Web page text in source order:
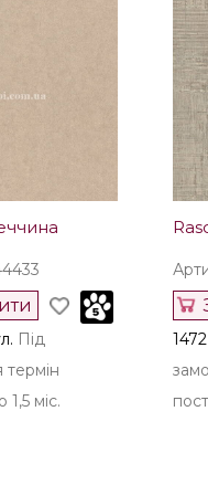
Під
термін
1,5 міс.